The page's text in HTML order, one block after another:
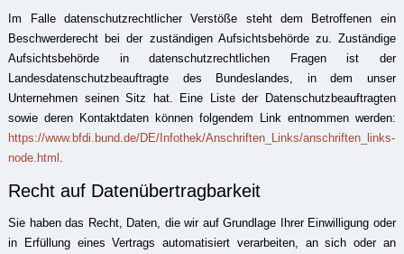
Im Falle datenschutzrechtlicher Verstöße steht dem Betroffenen ein
Beschwerderecht bei der zuständigen Aufsichtsbehörde zu. Zuständige
Aufsichtsbehörde in datenschutzrechtlichen Fragen ist der
Landesdatenschutzbeauftragte des Bundeslandes, in dem unser
Unternehmen seinen Sitz hat. Eine Liste der Datenschutzbeauftragten
sowie deren Kontaktdaten können folgendem Link entnommen werden:
https://www.bfdi.bund.de/DE/Infothek/Anschriften_Links/anschriften_links-
node.html
Recht auf Datenübertragbarkeit
Sie haben das Recht, Daten, die wir auf Grundlage Ihrer Einwilligung oder
in Erfüllung eines Vertrags automatisiert verarbeiten, an sich oder an